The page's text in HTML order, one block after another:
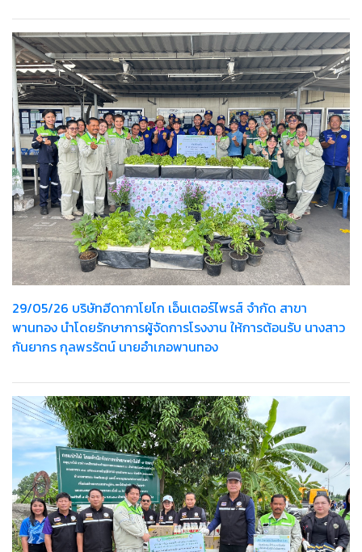
29/05/26 บริษัทฮีดากาโยโก เอ็นเตอร์ไพรส์ จำกัด สาขา
พานทอง นำโดยรักษาการผู้จัดการโรงงาน ให้การต้อนรับ นางสาว
กันยากร กุลพรรัตน์ นายอำเภอพานทอง